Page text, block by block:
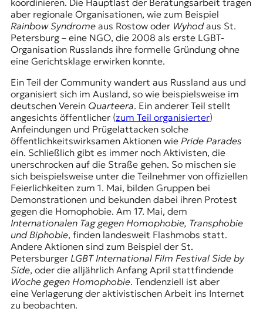
koordinieren. Die Hauptlast der Beratungsarbeit tragen
aber regionale Organisationen, wie zum Beispiel
Rainbow Syndromeaus Rostow oder Wyhodaus St.
Petersburg – eine NGO, die 2008 als erste LGBT-
Organisation Russlands ihre formelle Gründung ohne
eine Gerichtsklage erwirken konnte.
Ein Teil der Community wandert aus Russland aus und
organisiert sich im Ausland, so wie beispielsweise im
deutschen Verein Quarteera. Ein anderer Teil stellt
angesichts öffentlicher (zum Teil organisierter)
Anfeindungen und Prügelattacken solche
öffentlichkeitswirksamen Aktionen wie Pride Parades
ein. Schließlich gibt es immer noch Aktivisten, die
unerschrocken auf die Straße gehen. So mischen sie
sich beispielsweise unter die Teilnehmer von offiziellen
Feierlichkeiten zum 1. Mai, bilden Gruppen bei
Demonstrationen und bekunden dabei ihren Protest
gegen die Homophobie. Am 17. Mai, dem
Internationalen Tag gegen Homophobie, Transphobie
und Biphobie, finden landesweit Flashmobs statt.
Andere Aktionen sind zum Beispiel der St.
PetersburgerLGBT International Film Festival Side by
Side, oder die alljährlich Anfang April stattfindende
Woche gegen Homophobie. Tendenziell ist aber
eine Verlagerung der aktivistischen Arbeit ins Internet
zu beobachten.